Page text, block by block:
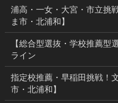
浦高・一女・大宮・市立挑
ま市・北浦和】
【総合型選抜・学校推薦型
ライン
指定校推薦・早稲田挑戦！
市・北浦和】